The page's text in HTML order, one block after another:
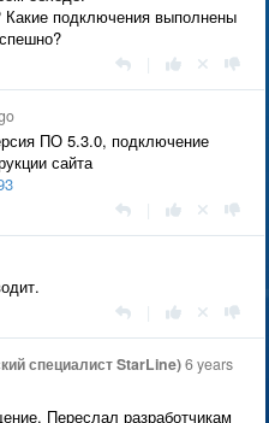
подключения выполнены
ПО 5.3.0, подключение
сайта
специалист StarLine)6 years
Переслал разработчикам